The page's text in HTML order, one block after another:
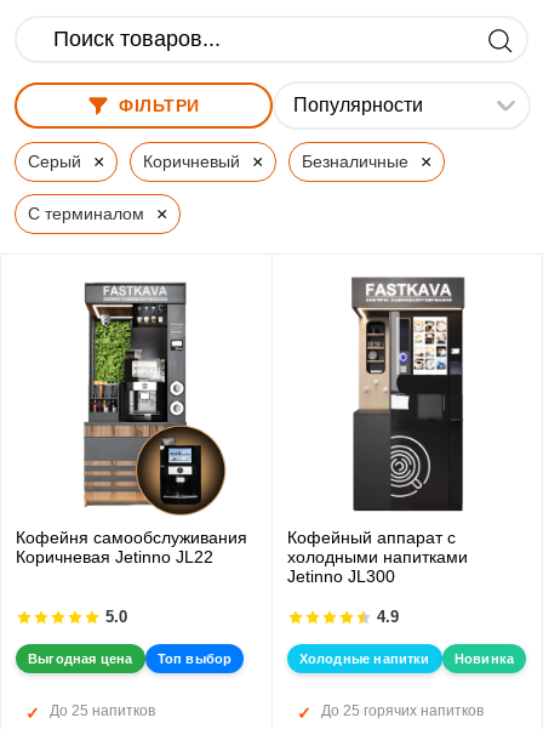
ФІЛЬТРИ
Серый × Коричневый × Безналичные ×
С терминалом ×
Кофейня самообслуживания
Коричневая Jetinno JL22
5.0
Выгодная цена Топ выбор
До 25 напитков
Кофейный аппарат с
холодными напитками
Jetinno JL300
4.9
Холодные напитки Новинка
До 25 горячих напитков